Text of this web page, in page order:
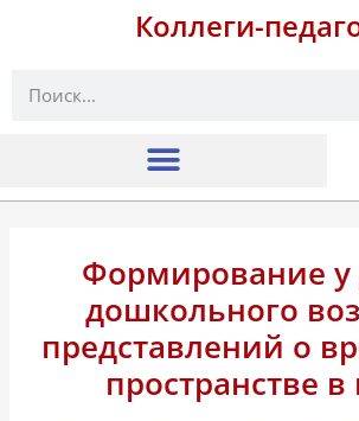
Коллеги-
Поиск
Формирование у
дошкольного
представлений о
пространстве в